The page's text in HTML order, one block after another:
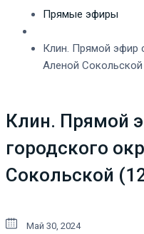
Прямые эфиры
Клин. Прямой эфир
Аленой Сокольской
Клин. Прямой
городского
Сокольской
Май 30, 2024